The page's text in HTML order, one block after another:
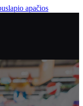
apačios